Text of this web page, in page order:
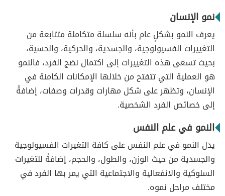
نمو الإنسان
يعرف النمو بشكلٍ عام بأنه سلسلة متكاملة متتابعة من
التغييرات الفسيولوجية، والجسدية، والحركية، والحسية،
بحيث تسعى هذه التغييرات إلى اكتمال نضج الفرد، فالنمو
هو العملية التي تتفتح من خلالها الإمكانات الكامنة في
الإنسان، وتظهر على شكل مهارات وقدرات وصفات، إضافةً
إلى خصائص الفرد الشخصية.
النمو في علم النفس
يدل النمو في علم النفس على كافة التغيرات الفسيولوجية
والجسدية من حيث الوزن، والطول، والحجم، إضافةً للتغيرات
السلوكية والانفعالية والاجتماعية التي يمر بها الفرد في
مختلف مراحل نموه.